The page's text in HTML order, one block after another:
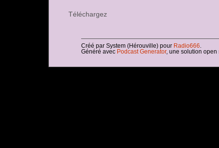
Téléchargez
Créé par System (Hérouville) pour Radio666
Généré avec Podcast Generator, une solution open